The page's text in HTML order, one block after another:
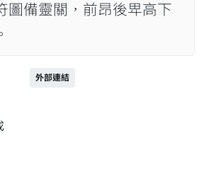
圖備靈關，前昂後𤰞高下
外部連結